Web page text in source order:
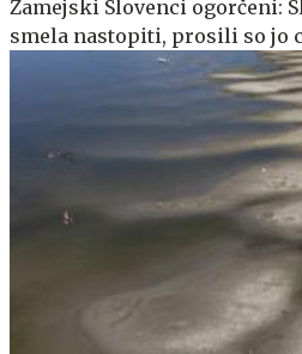
Zamejski Slovenci ogorčeni:
smela nastopiti, prosili so jo